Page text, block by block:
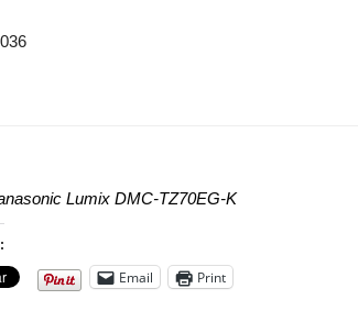
Lumix DMC-TZ70EG-K
Email Print